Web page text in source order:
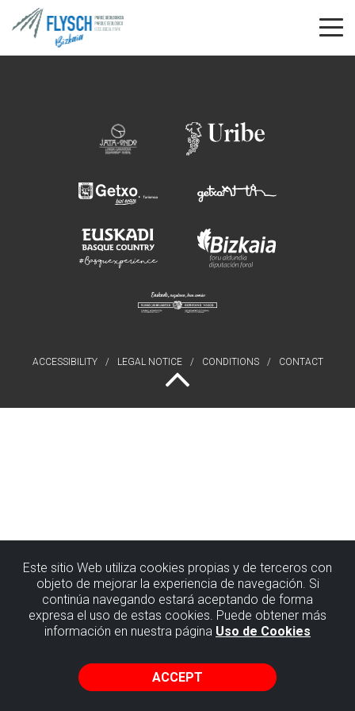
Este sitio Web utiliza cookies propias y de terceros con
objeto de mejorar la experiencia de navegación. Si
continúa navegando estará aceptando de forma
expresa el uso de estas cookies. Puede obtener más
información en nuestra página Uso de Cookies
ACCEPT
ACCESSIBILITY LEGAL NOTICE CONDITIONS CONTACT